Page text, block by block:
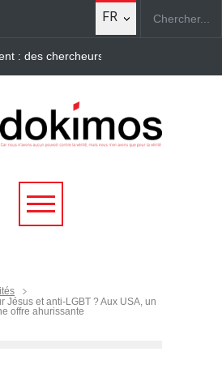
FR
chercheurs parviennent à "rajeunir" des
Jésus et anti-LGBT ? Aux USA, un
offre ahurissante